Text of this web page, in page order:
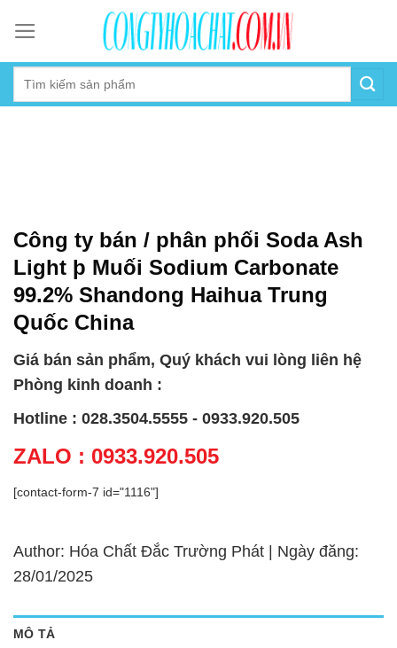
content
Công ty bán / phân phối Soda Ash
Light þ Muối Sodium Carbonate
99.2% Shandong Haihua Trung
Quốc China
Giá bán sản phẩm, Quý khách vui lòng liên hệ
Phòng kinh doanh :
Hotline : 028.3504.5555 - 0933.920.505
ZALO : 0933.920.505
[contact-form-7 id="1116"]
Author: Hóa Chất Đắc Trường Phát | Ngày đăng:
28/01/2025
MÔ TẢ